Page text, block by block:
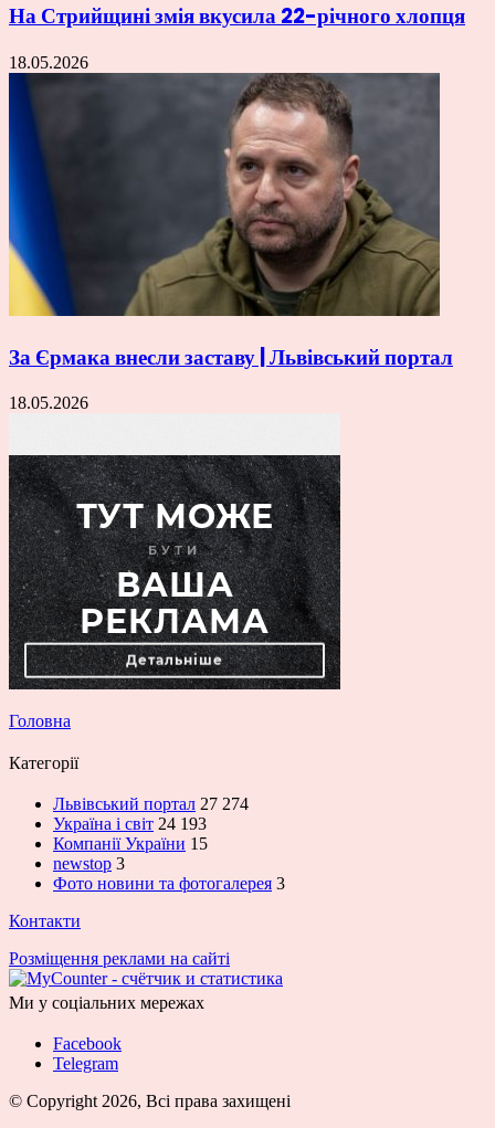
На Стрийщині змія вкусила 22-річного хлопця
18.05.2026
За Єрмака внесли заставу | Львівський портал
18.05.2026
Головна
Категорії
Львівський портал 27 274
Україна і світ 24 193
Компанії України 15
newstop 3
Фото новини та фотогалерея 3
Контакти
Розміщення реклами на сайті
Ми у соціальних мережах
Facebook
Telegram
© Copyright 2026, Всі права захищені